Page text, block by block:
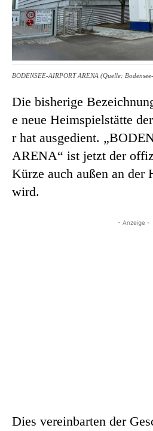
BODENSEE-AIRPORT ARENA (Quelle:
Die bisherige
e neue Heimspielstätte
r hat ausgedient.
ARENA“ ist jetzt der
Kürze auch außen an der
wird.
- Anzeige -
Dies vereinbarten der